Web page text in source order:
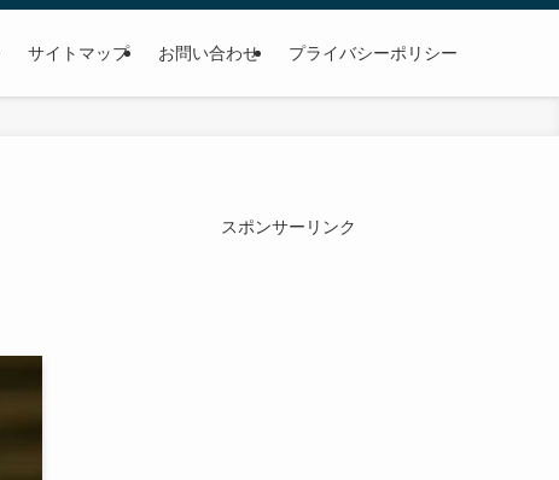
サイトマップ お問い合わせ プライバシーポリシー
スポンサーリンク